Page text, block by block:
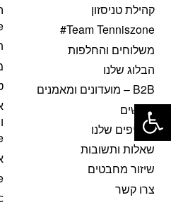
קהילת טניסזון
Team Tenniszone#
משלוחים והחלפות
הבלוג שלנו
B2B – מועדונים ומאמנים
דרושים
הסניפים שלנו
שאלות ותשובות
שיזור מחבטים
צרו קשר
פתח סרגל נגישות